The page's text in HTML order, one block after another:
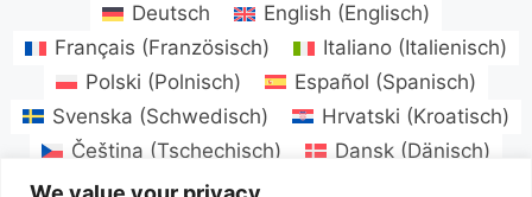
Deutsch English (Englisch)
Français (Französisch) Italiano(Italienisch)
Polski (Polnisch) Español (Spanisch)
Svenska (Schwedisch) Hrvatski (Kroatisch)
Čeština (Tschechisch) Dansk(Dänisch)
Eesti(Estnisch)